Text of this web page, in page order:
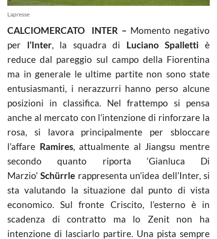
Lapresse
CALCIOMERCATO INTER – Momento negativo
per l’Inter, la squadra di Luciano Spalletti è
reduce dal pareggio sul campo della Fiorentina
ma in generale le ultime partite non sono state
entusiasmanti, i nerazzurri hanno perso alcune
posizioni in classifica. Nel frattempo si pensa
anche al mercato con l’intenzione di rinforzare la
rosa, si lavora principalmente per sbloccare
l’affare Ramires, attualmente al Jiangsu mentre
secondo quanto riporta ‘Gianluca Di
Marzio’Schürrle rappresenta un’idea dell’Inter, si
sta valutando la situazione dal punto di vista
economico. Sul fronte Criscito, l’esterno è in
scadenza di contratto ma lo Zenit non ha
intenzione di lasciarlo partire. Una pista sempre